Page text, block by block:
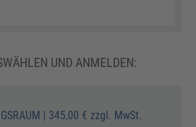
UND ANMELDEN:
345,00 € zzgl. MwSt.